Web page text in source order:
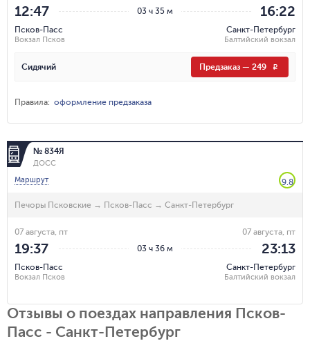
03 ч 35 м
12:47
Псков-Пасс
Вокзал Псков
16:22
Санкт-Петербург
Балтийский вокзал
Сидячий Предзаказ — 249 R
Правила: оформление предзаказа
№ 834Я
ДОСС
Маршрут
9.8
Печоры Псковские → Псков-Пасс → Санкт-Петербург
03 ч 36 м
07 августа, пт
19:37
Псков-Пасс
Вокзал Псков
07 августа, пт
23:13
Санкт-Петербург
Балтийский вокзал
Отзывы о поездах направления Псков-
Пасс - Санкт-Петербург